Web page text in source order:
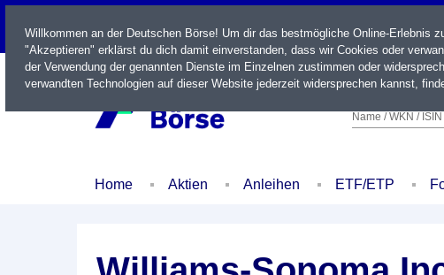
LIVE
Name / WKN / ISIN
Home Aktien Anleihen ETF/ETP
Willkommen an der Deutschen Börse! Um dir das bestmögliche Online-
"Akzeptieren" erklärst du dich damit einverstanden, dass wir Cookies oder
der Verwendung der genannten Dienste im Einzelnen zustimmen oder
verwandten Technologien auf dieser Website jederzeit widersprechen kannst,